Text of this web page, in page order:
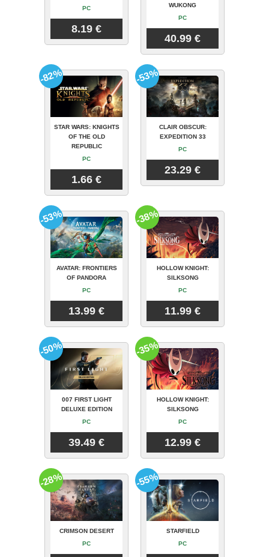
PC
8.19 €
WUKONG
PC
40.99 €
STAR WARS: KNIGHTS
OF THE OLD
REPUBLIC
PC
1.66 €
-82%
CLAIR OBSCUR:
EXPEDITION 33
PC
23.29 €
-53%
AVATAR: FRONTIERS
OF PANDORA
PC
13.99 €
-53%
HOLLOW KNIGHT:
SILKSONG
PC
11.99 €
-38%
007 FIRST LIGHT
DELUXE EDITION
PC
39.49 €
-50%
HOLLOW KNIGHT:
SILKSONG
PC
12.99 €
-35%
CRIMSON DESERT
PC
-28%
STARFIELD
PC
-55%